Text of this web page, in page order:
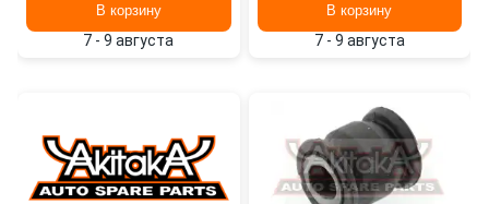
В корзину
7 - 9 августа
В корзину
7 - 9 августа